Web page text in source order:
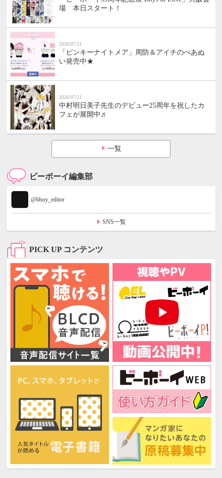
場 本日スタート！
2026/07/21
「ピンキーナイトメア」周防＆アイチのぺあぬ
い発売中★
2026/07/21
中村明日美子先生のデビュー25周年を祝したカ
フェが展開中♬
一覧
ビーボーイ編集部
@bboy_editor
SNS一覧
PICK UP コンテンツ